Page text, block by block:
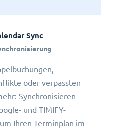
Sync
oder verpassten
Synchronisieren
und TIMIFY-
Ihren Terminplan im